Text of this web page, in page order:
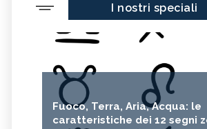
I nostri speciali
Fuoco, Terra, Aria, Acqua: le
caratteristiche dei 12 segni